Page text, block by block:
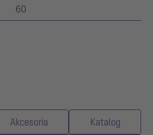
60
Akcesoria Katalog